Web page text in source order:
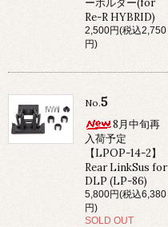
Re-R HYBRID)
2,500円(税込2,750
円)
No.5
8月中旬再
入荷予定
【LPOP-14-2】
Rear LinkSus for
DLP (LP-86)
5,800円(税込6,380
円)
SOLD OUT